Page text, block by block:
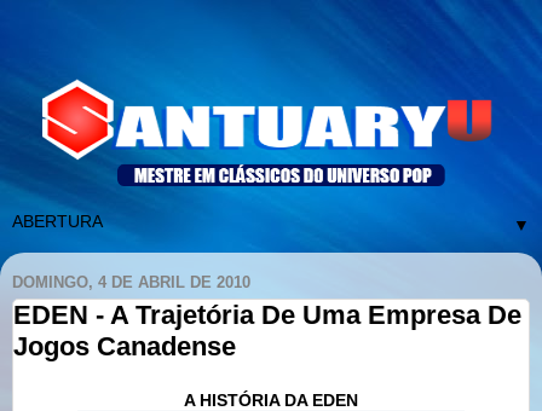
▼
DOMINGO, 4 DE ABRIL DE 2010
EDEN - A Trajetória De Uma Empresa De
Jogos Canadense
A HISTÓRIA DA EDEN